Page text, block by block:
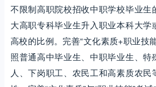
不限制高职院校招收中职学校毕业生
大高职专科毕业生升入职业本科大学
高校的比例。完善“文化素质+职业技
照普通高中毕业生、中职毕业生、特
人、下岗职工、农民工和高素质农民